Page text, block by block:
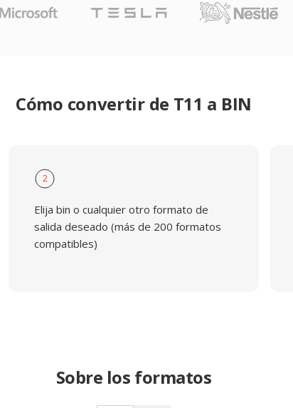
Cómo convertir de T11 a BIN
2
Elija bin o cualquier otro formato de
salida deseado (más de 200 formatos
compatibles)
Sobre los formatos